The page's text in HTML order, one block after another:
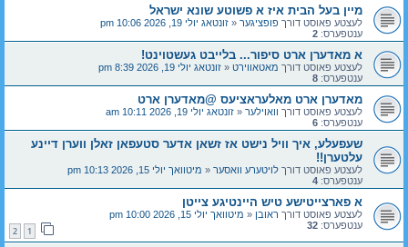
מיין בעל הבית איז א פשוטע שונא ישראל
לעצטע פאוסט דורך פופציגער « זונטאג יולי 19, 2026 10:06 pm
ענטפערס: 2
א מאדערן ארט סיפור... בלייבט געשטוינט!
לעצטע פאוסט דורך מאטאווירט « זונטאג יולי 19, 2026 8:39 pm
ענטפערס: 8
מאדערן ארט מאלעראציעס @מאדערן ארט
לעצטע פאוסט דורך וואוילער « זונטאג יולי 19, 2026 10:11 am
ענטפערס: 6
שעפעלע, איך וויל נישט אז זשאן אדער סטעפאן זאלן ווערן דיינע
עלטערן!!
לעצטע פאוסט דורך לויטערע וואסער « מיטוואך יולי 15, 2026 10:13 pm
ענטפערס: 4
א פארצייטישע טיש היינטיגע צייטן
לעצטע פאוסט דורך ראובן « מיטוואך יולי 15, 2026 10:00 pm
ענטפערס: 32
1
2